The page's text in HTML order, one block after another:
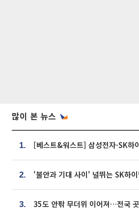
많이 본 뉴스
1.
2.
3.